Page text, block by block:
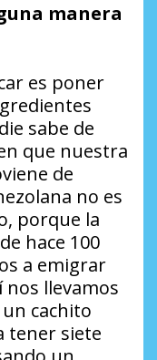
manera
es poner
sabe de
que nuestra
de
no es
porque la
hace 100
a emigrar
nos llevamos
cachito
tener siete